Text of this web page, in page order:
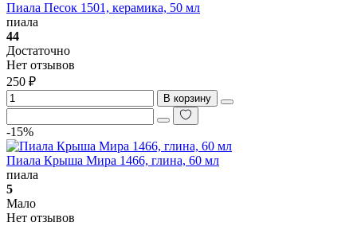
Пиала Песок 1501, керамика, 50 мл
пиала
44
Достаточно
Нет отзывов
250 ₽
В корзину
-15%
Пиала Крыша Мира 1466, глина, 60 мл
пиала
5
Мало
Нет отзывов